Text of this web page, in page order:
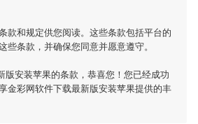
款和规定供您阅读。这些条款包括平台的
条款，并确保您同意并愿意遵守。
版安装苹果的条款，恭喜您！您已经成功
金彩网软件下载最新版安装苹果提供的丰